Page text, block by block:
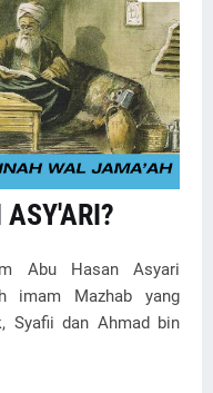
Abu Hasan Asyari
imam Mazhab yang
Syafii dan Ahmad bin